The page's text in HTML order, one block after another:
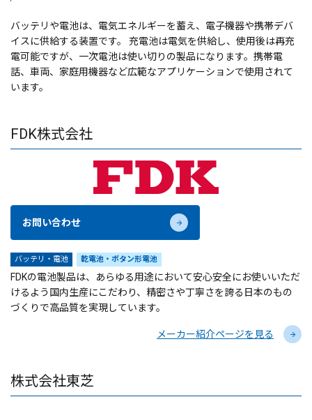
バッテリや電池は、電気エネルギーを蓄え、電子機器や携帯デバ
イスに供給する装置です。 充電池は電気を供給し、使用後は再充
電可能ですが、一次電池は使い切りの製品になります。携帯電
話、車両、家庭用機器など広範なアプリケーションで使用されて
います。
FDK株式会社
お問い合わせ
バッテリ・電池 乾電池・ボタン形電池
FDKの電池製品は、あらゆる用途において安心安全にお使いいただ
けるよう国内生産にこだわり、精密さや丁寧さを誇る日本のもの
づくりで高品質を実現しています。
メーカー紹介ページを見る
株式会社東芝